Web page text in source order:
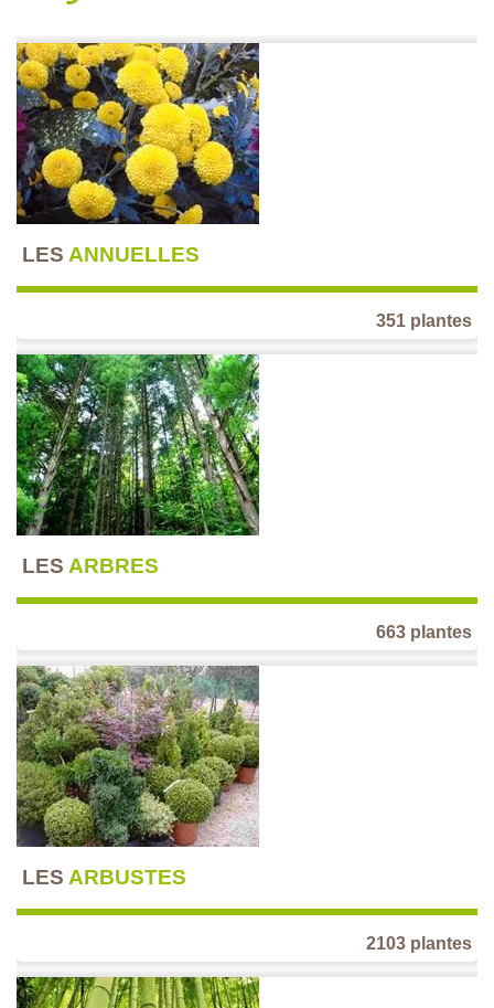
LES ANNUELLES
351 plantes
LES ARBRES
663 plantes
LES ARBUSTES
2103 plantes